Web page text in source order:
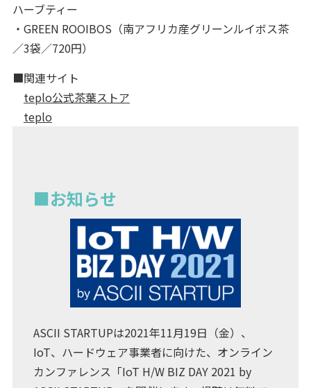
ハーブティー
・GREEN ROOIBOS（南アフリカ産グリーンルイボス茶
／3袋／720円）
■関連サイト
teplo公式茶葉ストア
teplo
■お知らせ
ASCII STARTUPは2021年11月19日（金）、
IoT、ハードウェア事業者に向けた、オンライン
カンファレンス「IoT H/W BIZ DAY 2021 by